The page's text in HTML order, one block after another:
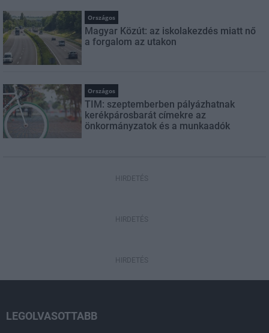
Országos
Magyar Közút: az iskolakezdés miatt nő
a forgalom az utakon
Országos
TIM: szeptemberben pályázhatnak
kerékpárosbarát címekre az
önkormányzatok és a munkaadók
HIRDETÉS
HIRDETÉS
HIRDETÉS
LEGOLVASOTTABB